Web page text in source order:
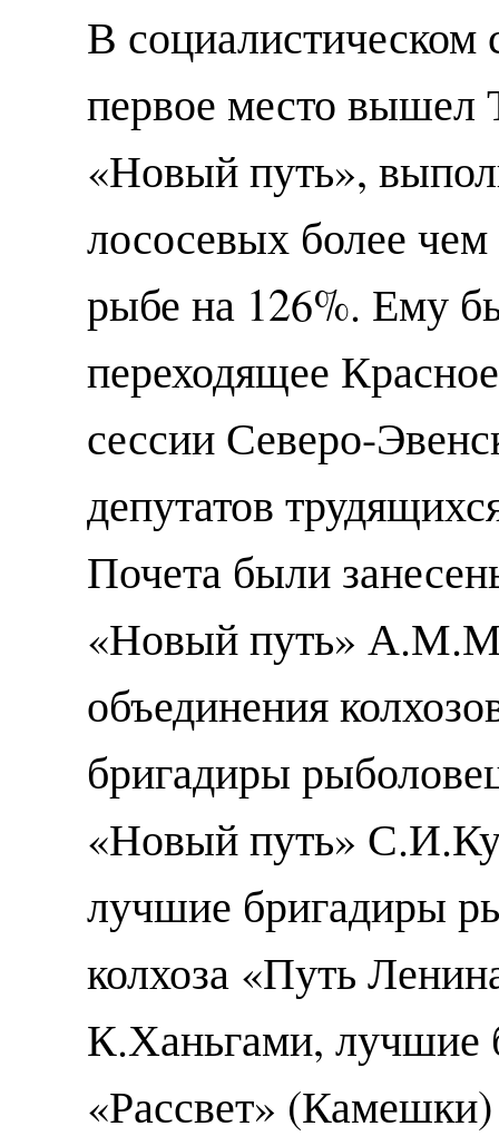
В социалистическом
первое место вышел
«Новый путь»,
лососевых более
рыбе на 126%. Ему
переходящее
сессии Северо-
депутатов
Почета были
«Новый путь»
объединения
бригадиры
«Новый путь»
лучшие бригадиры
колхоза «Путь
К.Ханьгами, лучшие
«Рассвет»